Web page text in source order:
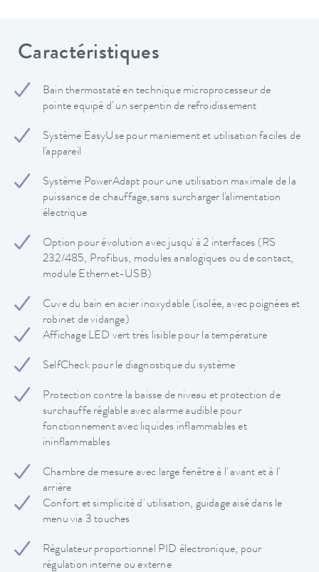
Caractéristiques
Bain thermostaté en technique microprocesseur de
pointe equipé d' un serpentin de refroidissement
Système EasyUse pour maniement et utilisation faciles de
l'appareil
Système PowerAdapt pour une utilisation maximale de la
puissance de chauffage,sans surcharger l'alimentation
électrique
Option pour évolution avec jusqu' à 2 interfaces (RS
232/485, Profibus, modules analogiques ou de contact,
module Ethernet-USB)
Cuve du bain en acier inoxydable (isolée, avec poignées et
robinet de vidange)
Affichage LED vert très lisible pour la température
SelfCheck pour le diagnostique du système
Protection contre la baisse de niveau et protection de
surchauffe réglable avec alarme audible pour
fonctionnement avec liquides inflammables et
ininflammables
Chambre de mesure avec large fenêtre à l' avant et à l'
arrière
Confort et simplicité d' utilisation, guidage aisé dans le
menu via 3 touches
Régulateur proportionnel PID électronique, pour
régulation interne ou externe